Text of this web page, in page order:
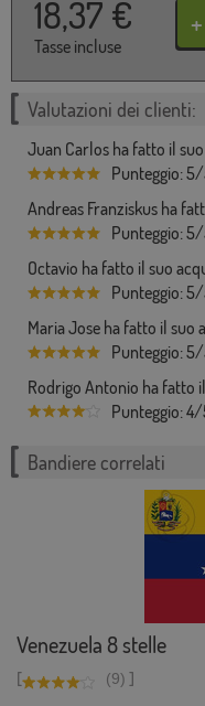
18,37 €
Tasse incluse
Valutazioni dei clienti:
Juan Carlos ha fatto il
Punteggio:
Andreas Franziskus ha
Punteggio:
Octavio ha fatto il suo
Punteggio:
Maria Jose ha fatto il
Punteggio:
Rodrigo Antonio ha fatto
Punteggio:
Bandiere correlati
Venezuela 8 stelle
[ (9) ]